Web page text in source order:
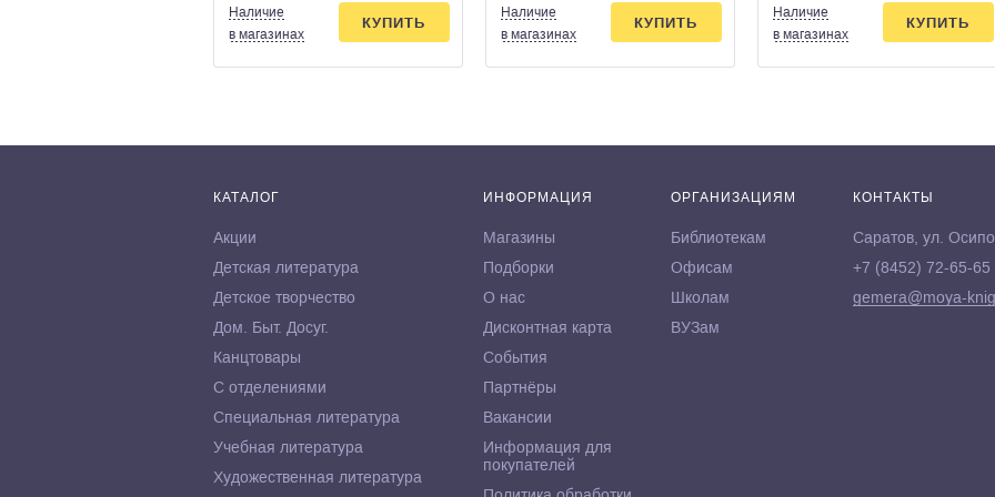
Наличие
в магазинах
КУПИТЬ
Наличие
в магазинах
КУПИТЬ
Наличие
в магазинах
КУПИТЬ
КАТАЛОГ
Акции
Детская литература
Детское творчество
Дом. Быт. Досуг.
Канцтовары
С отделениями
Специальная литература
Учебная литература
Художественная литература
ИНФОРМАЦИЯ
Магазины
Подборки
О нас
Дисконтная карта
События
Партнёры
Вакансии
Информация для
покупателей
ОРГАНИЗАЦИЯМ
Библиотекам
Офисам
Школам
ВУЗам
КОНТАКТЫ
Саратов, ул.
+7 (8452) 72-65-65
gemera@moya-